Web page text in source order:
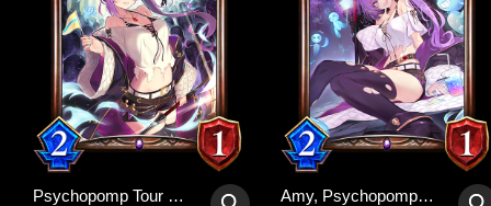
Psychopomp Tour Guide Amy, Psychopomp Guide